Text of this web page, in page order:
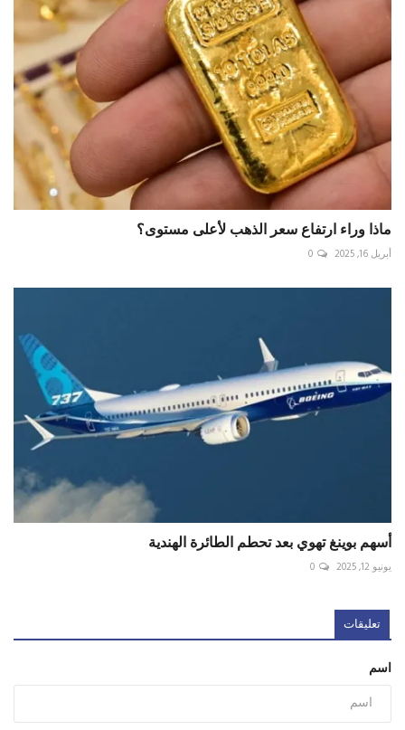
ماذا وراء ارتفاع سعر الذهب لأعلى مستوى؟
أبريل 16, 2025 0
أسهم بوينغ تهوي بعد تحطم الطائرة الهندية
يونيو 12, 2025 0
تعليقات
اسم